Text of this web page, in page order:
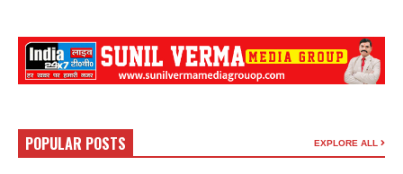
POPULAR POSTS EXPLORE ALL